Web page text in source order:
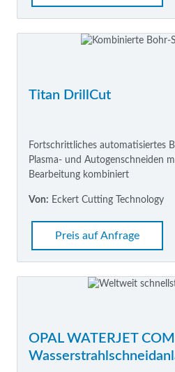
Titan DrillCut
Fortschrittliches automatisiertes
Plasma- und Autogenschneiden
Bearbeitung kombiniert
Von: Eckert Cutting Technology
Preis auf Anfrage
OPAL WATERJET